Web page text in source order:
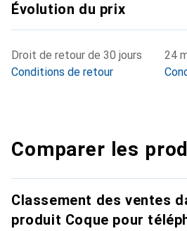
Évolution du prix
Droit de retour de 30 jours
Conditions de retour
24
Comparer les
Classement des ventes
produit Coque pour